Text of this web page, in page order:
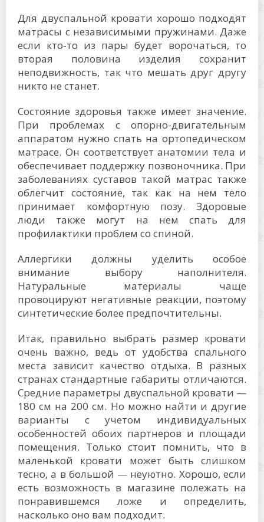
Для двуспальной кровати хорошо подходят
матрасы с независимыми пружинами. Даже
если кто-то из пары будет ворочаться, то
вторая половина изделия сохранит
неподвижность, так что мешать друг другу
никто не станет.
Состояние здоровья также имеет значение.
При проблемах с опорно-двигательным
аппаратом нужно спать на ортопедическом
матрасе. Он соответствует анатомии тела и
обеспечивает поддержку позвоночника. При
заболеваниях суставов такой матрас также
облегчит состояние, так как на нем тело
принимает комфортную позу. Здоровые
люди также могут на нем спать для
профилактики проблем со спиной.
Аллергики должны уделить особое
внимание выбору наполнителя.
Натуральные материалы чаще
провоцируют негативные реакции, поэтому
синтетические более предпочтительны.
Итак, правильно выбрать размер кровати
очень важно, ведь от удобства спального
места зависит качество отдыха. В разных
странах стандартные габариты отличаются.
Средние параметры двуспальной кровати —
180 см на 200 см. Но можно найти и другие
варианты с учетом индивидуальных
особенностей обоих партнеров и площади
помещения. Только стоит помнить, что в
маленькой кровати может быть слишком
тесно, а в большой — неуютно. Хорошо, если
есть возможность в магазине полежать на
понравившемся ложе и определить,
насколько оно вам подходит.